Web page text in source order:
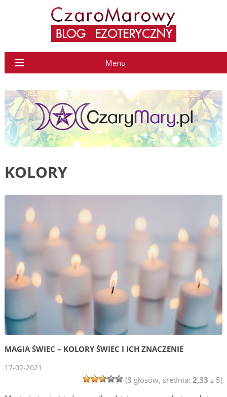
Menu
KOLORY
MAGIA ŚWIEC – KOLORY ŚWIEC I ICH ZNACZENIE
17-02-2021
(3 głosów, średnia: 2,33 z 5)